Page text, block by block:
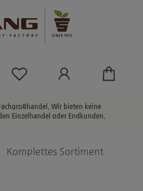
Du hast 0 Produkte
Wir bieten keine
Einzelhandel oder Endkunden.
Komplettes Sortiment